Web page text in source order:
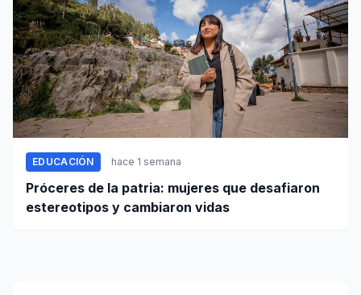
EDUCACIÓN hace 1 semana
Próceres de la patria: mujeres que desafiaron
estereotipos y cambiaron vidas